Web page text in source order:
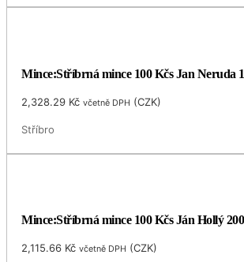
Mince:Stříbrná mince 100 Kčs Jan Neruda
2,328.29 Kč včetně DPH (CZK)
Stříbro
Mince:Stříbrná mince 100 Kčs Ján Hollý
2,115.66 Kč včetně DPH (CZK)